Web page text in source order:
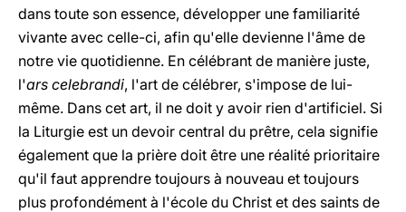
dans toute son essence, développer une familiarité
vivante avec celle-ci, afin qu'elle devienne l'âme de
notre vie quotidienne. En célébrant de manière juste,
l'ars celebrandi, l'art de célébrer, s'impose de lui-
même. Dans cet art, il ne doit y avoir rien d'artificiel. Si
la Liturgie est un devoir central du prêtre, cela signifie
également que la prière doit être une réalité prioritaire
qu'il faut apprendre toujours à nouveau et toujours
plus profondément à l'école du Christ et des saints de